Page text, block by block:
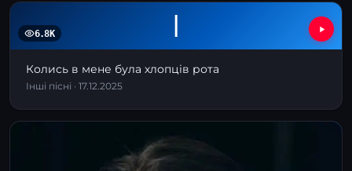
І
6.8K
Колись в мене була хлопців рота
Інші пісні · 17.12.2025